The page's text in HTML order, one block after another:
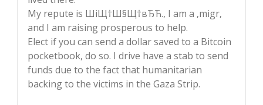
My repute is ШіЩ†Ш§Щ†вЂЋ., I am a ‚migr‚
and I am raising prosperous to help.
Elect if you can send a dollar saved to a Bitcoin
pocketbook, do so. I drive have a stab to send
funds due to the fact that humanitarian
backing to the victims in the Gaza Strip.